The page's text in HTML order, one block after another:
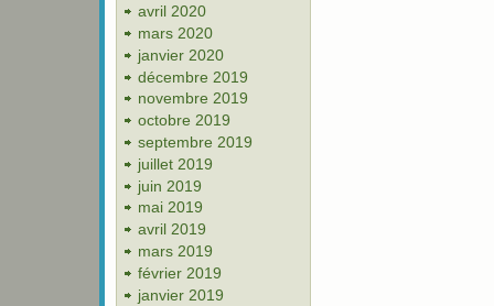
avril 2020
mars 2020
janvier 2020
décembre 2019
novembre 2019
octobre 2019
septembre 2019
juillet 2019
juin 2019
mai 2019
avril 2019
mars 2019
février 2019
janvier 2019